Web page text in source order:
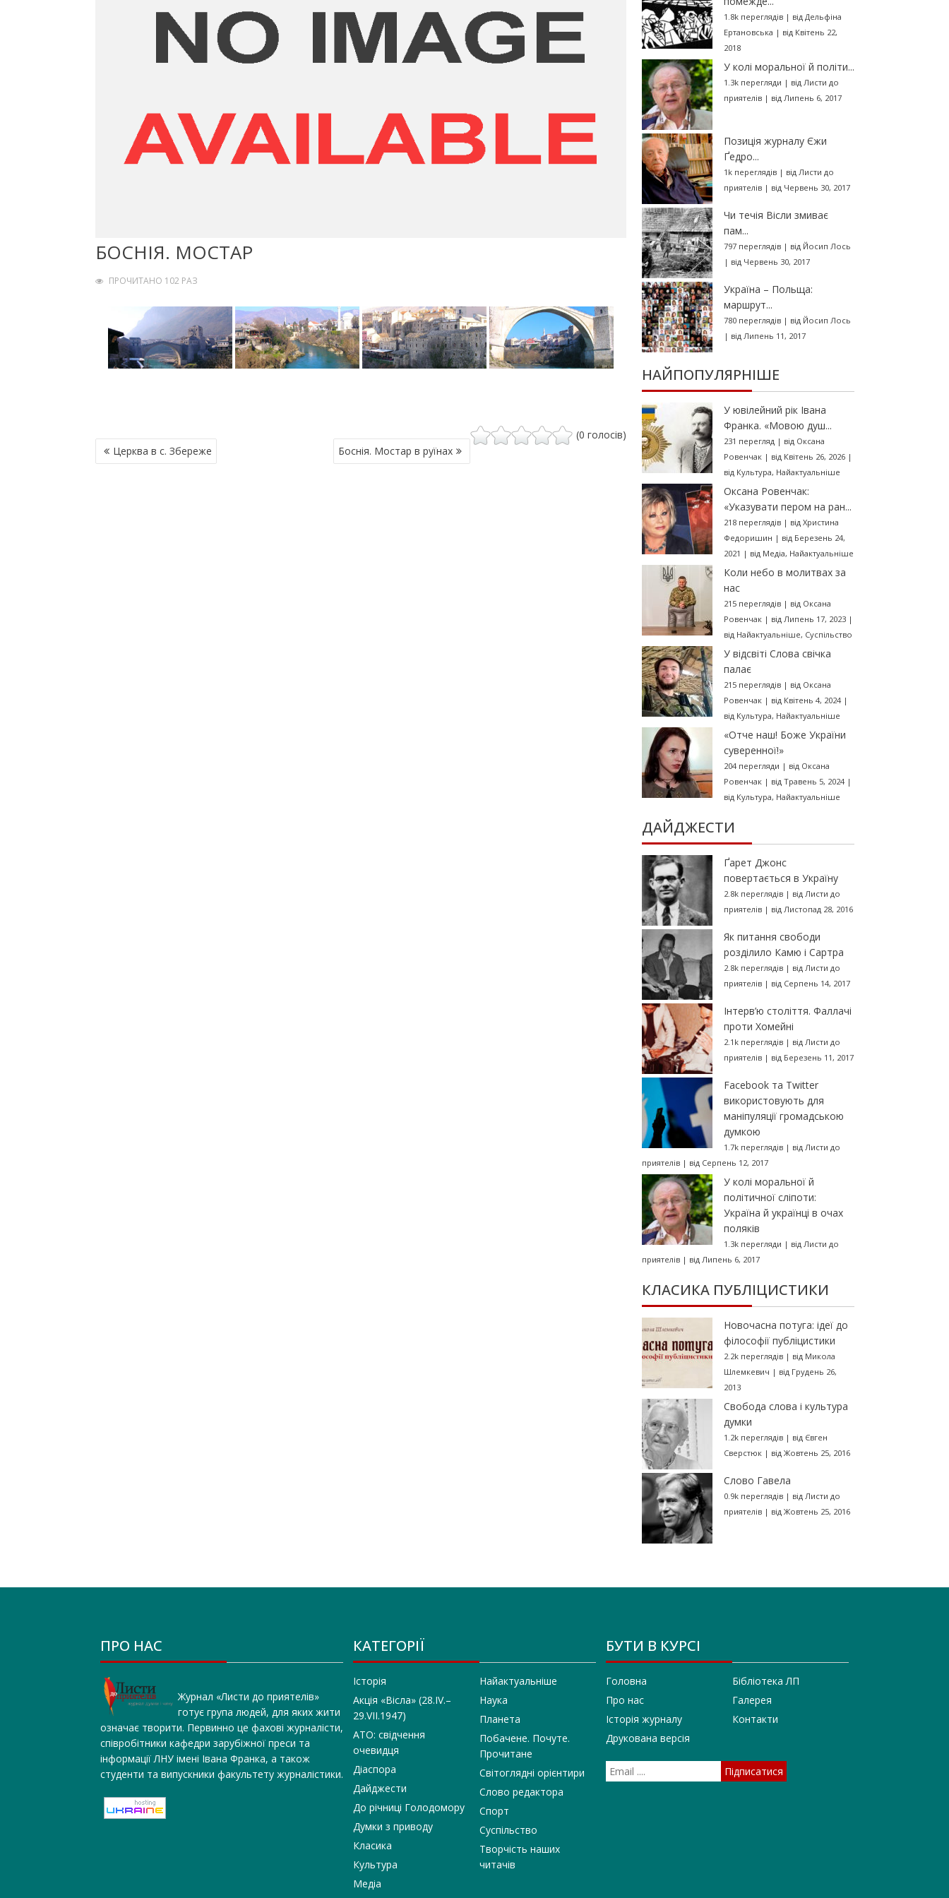
БОСНІЯ. МОСТАР
ПРОЧИТАНО 102 РАЗ
(0 голосів)
Н
А
Церква в с. Збереже Боснія. Мостар в руїнах
1.8k переглядів| від Дельфіна
Ертановська | від Квітень 22,
2018
У колі моральної й політи...
1.3k перегляди | від Листи до
приятелів| від Липень 6, 2017
Позиція журналу Єжи
Ґедро...
1k переглядів| від Листи до
приятелів| від Червень 30, 2017
Чи течія Вісли змиває
пам...
797 переглядів| від Йосип Лось
| від Червень 30, 2017
Україна – Польща:
маршрут...
780 переглядів| від Йосип Лось
| від Липень 11, 2017
НАЙПОПУЛЯРНІШЕ
У ювілейний рік Івана
Франка. «Мовою душ...
231 перегляд| від Оксана
Ровенчак| від Квітень 26, 2026|
від Культура, Найактуальніше
Оксана Ровенчак:
«Указувати пером на ран...
218 переглядів| від Христина
Федоришин | від Березень 24,
2021 | від Медіа, Найактуальніше
Коли небо в молитвах за
нас
215 переглядів| від Оксана
Ровенчак| від Липень 17, 2023|
від Найактуальніше, Суспільство
У відсвіті Слова свічка
палає
215 переглядів| від Оксана
Ровенчак| від Квітень 4, 2024|
від Культура, Найактуальніше
«Отче наш! Боже України
суверенної!»
204 перегляди | від Оксана
Ровенчак| від Травень 5, 2024|
від Культура, Найактуальніше
ДАЙДЖЕСТИ
Ґарет Джонс
повертається в Україну
2.8k переглядів| від Листи до
приятелів| від Листопад 28, 2016
Як питання свободи
розділило Камю і Сартра
2.8k переглядів| від Листи до
приятелів| від Серпень 14, 2017
Інтерв’ю століття. Фаллачі
проти Хомейні
2.1k переглядів| від Листи до
приятелів| від Березень 11, 2017
Facebook та Twitter
використовують для
маніпуляції громадською
думкою
1.7k переглядів| від Листи до
приятелів| від Серпень 12, 2017
У колі моральної й
політичної сліпоти:
Україна й українці в очах
поляків
1.3k перегляди | від Листи до
приятелів| від Липень 6, 2017
КЛАСИКА ПУБЛІЦИСТИКИ
Новочасна потуга: ідеї до
філософії публіцистики
2.2k переглядів| від Микола
Шлемкевич | від Грудень 26,
2013
Свобода слова і культура
думки
1.2k переглядів| від Євген
Сверстюк| від Жовтень 25, 2016
Слово Гавела
0.9k переглядів| від Листи до
приятелів| від Жовтень 25, 2016
ПРО НАС
Журнал «Листи до приятелів»
готує група людей, для яких жити
означає творити. Первинно це фахові журналісти,
співробітники кафедри зарубіжної преси та
інформації ЛНУ імені Івана Франка, а також
студенти та випускники факультету журналістики.
КАТЕГОРІЇ
Історія
Акція «Вісла» (28.IV.–
29.VII.1947)
АТО: свідчення
очевидця
Діаспора
Дайджести
До річниці Голодомору
Думки з приводу
Класика
Культура
Медіа
Найактуальніше
Наука
Планета
Побачене. Почуте.
Прочитане
Світоглядні орієнтири
Слово редактора
Спорт
Суспільство
Творчість наших
читачів
БУТИ В КУРСІ
Головна
Про нас
Історія журналу
Друкована версія
Бібліотека ЛП
Галерея
Контакти